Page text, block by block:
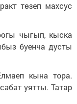
төзеп махсус
чыгып, кыска
буенча дусты
кына тора.
уятты. Татар